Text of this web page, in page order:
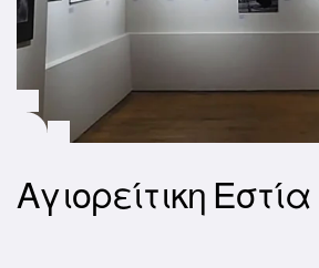
Αγιορείτικη Εστία